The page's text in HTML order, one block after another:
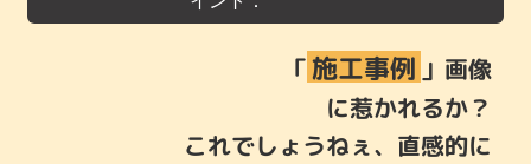
「施工事例 」画像
に惹かれるか？
これでしょうねぇ、直感的に